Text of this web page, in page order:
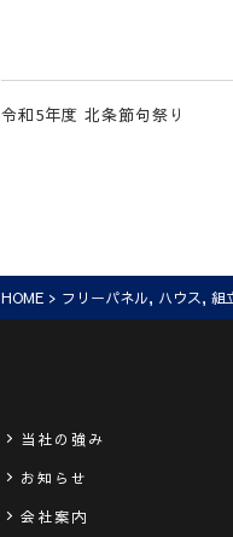
令和5年度 北条節句祭り
HOME > フリーパネル, ハウス, 組
当社の強み
お知らせ
会社案内